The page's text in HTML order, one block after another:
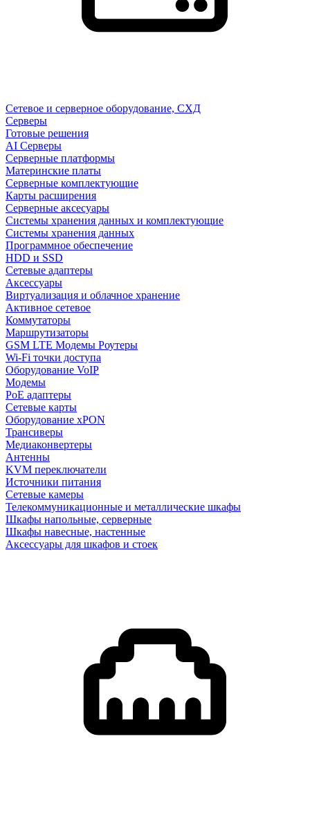
Сетевое и серверное оборудование, СХД
Cерверы
Готовые решения
AI Серверы
Серверные платформы
Материнские платы
Серверные комплектующие
Карты расширения
Серверные аксесуары
Системы хранения данных и комплектующие
Системы хранения данных
Программное обеспечение
HDD и SSD
Сетевые адаптеры
Аксессуары
Виртуализация и облачное хранение
Активное сетевое
Коммутаторы
Маршрутизаторы
GSM LTE Модемы Роутеры
Wi-Fi точки доступа
Оборудование VoIP
Модемы
PoE адаптеры
Сетевые карты
Оборудование xPON
Трансиверы
Медиаконвертеры
Антенны
KVM переключатели
Источники питания
Сетевые камеры
Телекоммуникационные и металлические шкафы
Шкафы напольные, серверные
Шкафы навесные, настенные
Аксессуары для шкафов и стоек